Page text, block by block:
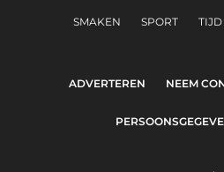
SMAKEN SPORT TIJD
ADVERTEREN NEEM